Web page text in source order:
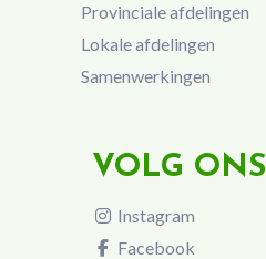
Provinciale afdelingen
Lokale afdelingen
Samenwerkingen
VOLG ONS
Instagram
Facebook